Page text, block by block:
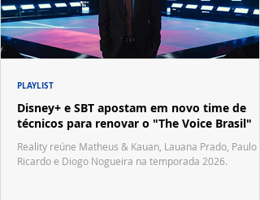
Disney+ e SBT apostam em novo time de
técnicos para renovar o "The Voice Brasil"
Reality reúne Matheus & Kauan, Lauana Prado, Paulo
Ricardo e Diogo Nogueira na temporada 2026.
PLAYLIST